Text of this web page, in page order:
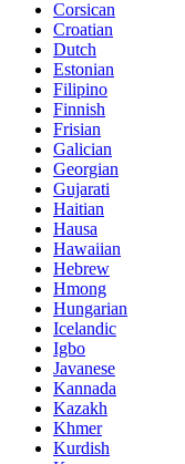
Corsican
Croatian
Dutch
Estonian
Filipino
Finnish
Frisian
Galician
Georgian
Gujarati
Haitian
Hausa
Hawaiian
Hebrew
Hmong
Hungarian
Icelandic
Igbo
Javanese
Kannada
Kazakh
Khmer
Kurdish